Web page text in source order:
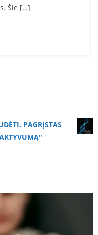
Šie […]
PAGRĮSTAS